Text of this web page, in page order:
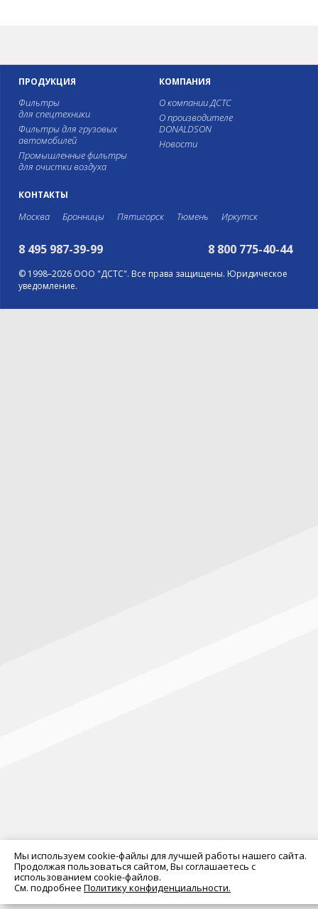
КОМПАНИЯ
О компании ДСТС
О производителе
DONALDSON
Новости
ПРОДУКЦИЯ
Фильтры
для спецтехники
Фильтры для грузовых
автомобилей
Промышленные фильтры
для очистки воздуха
КОНТАКТЫ
Москва Бронницы Пятигорск Тюмень Иркутск
8 495 987-39-99 8 800 775-40-44
© 1998–2026 ООО "ДСТС". Все права защищены. Юридическое
уведомление.
Мы используем cookie-файлы для лучшей работы нашего сайта.
Продолжая пользоваться сайтом, Вы соглашаетесь с
использованием cookie-файлов.
См. подробнее Политику конфиденциальности.